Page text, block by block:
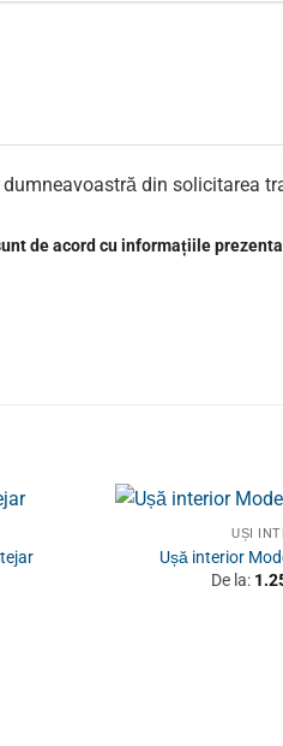
din solicitarea
de acord cu informațiile
UȘI
Ușă interior
De la: